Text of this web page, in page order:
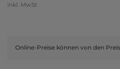
inkl. MwSt